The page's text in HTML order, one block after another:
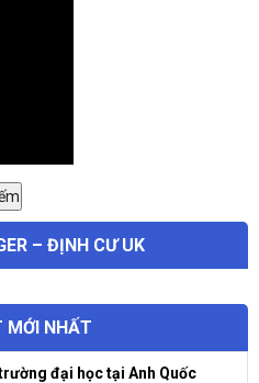
– ĐỊNH CƯ UK
MỚI NHẤT
đại học tại Anh Quốc